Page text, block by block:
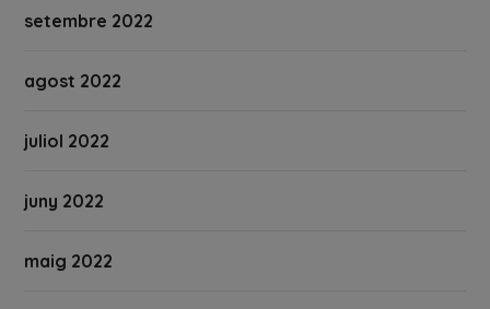
setembre 2022
agost 2022
juliol 2022
juny 2022
maig 2022